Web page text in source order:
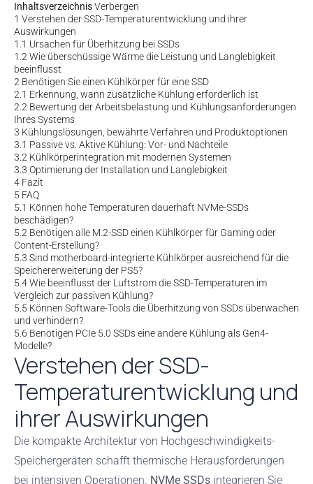
InhaltsverzeichnisVerbergen
1 Verstehen der SSD-Temperaturentwicklung und ihrer
Auswirkungen
1.1 Ursachen für Überhitzung bei SSDs
1.2 Wie überschüssige Wärme die Leistung und Langlebigkeit
beeinflusst
2 Benötigen Sie einen Kühlkörper für eine SSD
2.1 Erkennung, wann zusätzliche Kühlung erforderlich ist
2.2 Bewertung der Arbeitsbelastung und Kühlungsanforderungen
Ihres Systems
3 Kühlungslösungen, bewährte Verfahren und Produktoptionen
3.1 Passive vs. Aktive Kühlung: Vor- und Nachteile
3.2 Kühlkörperintegration mit modernen Systemen
3.3 Optimierung der Installation und Langlebigkeit
4 Fazit
5 FAQ
5.1 Können hohe Temperaturen dauerhaft NVMe-SSDs
beschädigen?
5.2 Benötigen alle M.2-SSD einen Kühlkörper für Gaming oder
Content-Erstellung?
5.3 Sind motherboard-integrierte Kühlkörper ausreichend für die
Speichererweiterung der PS5?
5.4Wie beeinflusst der Luftstrom die SSD-Temperaturen im
Vergleich zur passiven Kühlung?
5.5 Können Software-Tools die Überhitzung von SSDs überwachen
und verhindern?
5.6 Benötigen PCIe 5.0 SSDs eine andere Kühlung als Gen4-
Modelle?
Verstehen der SSD-
Temperaturentwicklung und
ihrer Auswirkungen
Die kompakte Architektur von Hochgeschwindigkeits-
Speichergeräten schafft thermische Herausforderungen
bei intensiven Operationen. NVMe SSDs integrieren Sie